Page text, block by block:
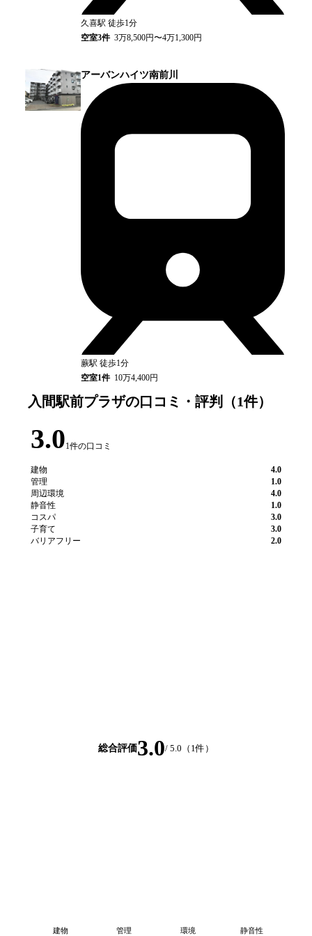
久喜駅 徒歩1分
空室3件 3万8,500円〜4万1,300円
アーバンハイツ南前川
蕨駅 徒歩1分
空室1件 10万4,400円
入間駅前プラザの口コミ・評判（1件）
3.01件の口コミ
建物
4.0
管理
1.0
周辺環境
4.0
静音性
1.0
コスパ
3.0
子育て
3.0
バリアフリー
2.0
総合評価3.0/ 5.0（ 1件）
建物 管理 環境 静音性